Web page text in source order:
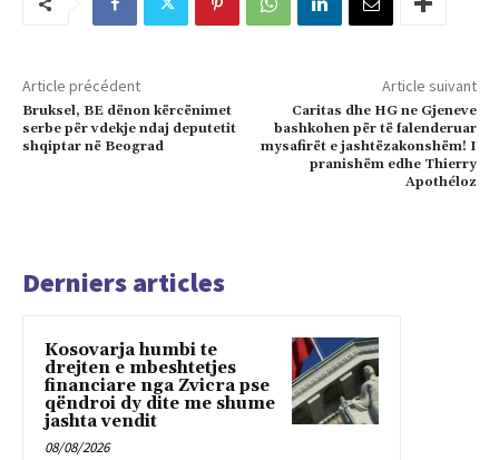
Article précédent
Bruksel, BE dënon kërcënimet
serbe për vdekje ndaj deputetit
shqiptar në Beograd
Article suivant
Caritas dhe HG ne Gjeneve
bashkohen për të falenderuar
mysafirët e jashtëzakonshëm! I
pranishëm edhe Thierry
Apothéloz
Derniers articles
Kosovarja humbi te
drejten e mbeshtetjes
financiare nga Zvicra pse
qëndroi dy dite me shume
jashta vendit
08/08/2026